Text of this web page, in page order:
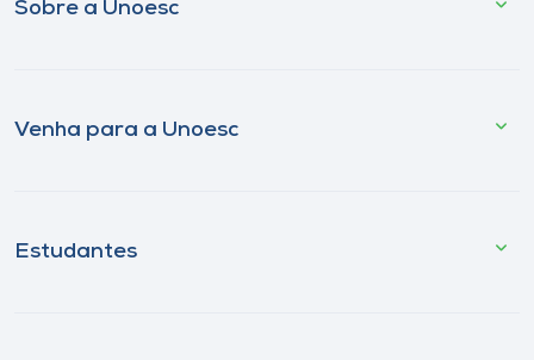
Sobre a Unoesc
Venha para a Unoesc
Estudantes